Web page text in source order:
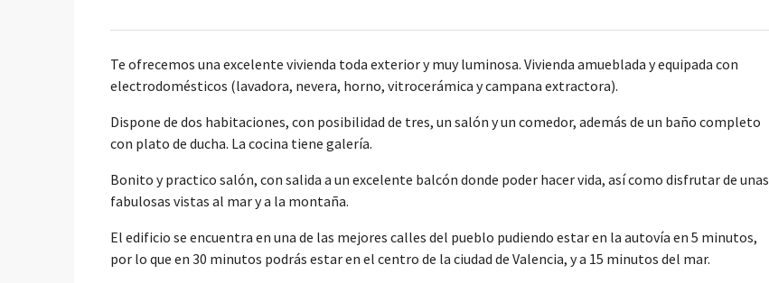
Te ofrecemos una excelente vivienda toda exterior y muy luminosa. Vivienda amueblada y equipada con
electrodomésticos (lavadora, nevera, horno, vitrocerámica y campana extractora).
Dispone de dos habitaciones, con posibilidad de tres, un salón y un comedor, además de un baño completo
con plato de ducha. La cocina tiene galería.
Bonito y practico salón, con salida a un excelente balcón donde poder hacer vida, así como disfrutar de unas
fabulosas vistas al mar y a la montaña.
El edificio se encuentra en una de las mejores calles del pueblo pudiendo estar en la autovía en 5 minutos,
por lo que en 30 minutos podrás estar en el centro de la ciudad de Valencia, y a 15 minutos del mar.